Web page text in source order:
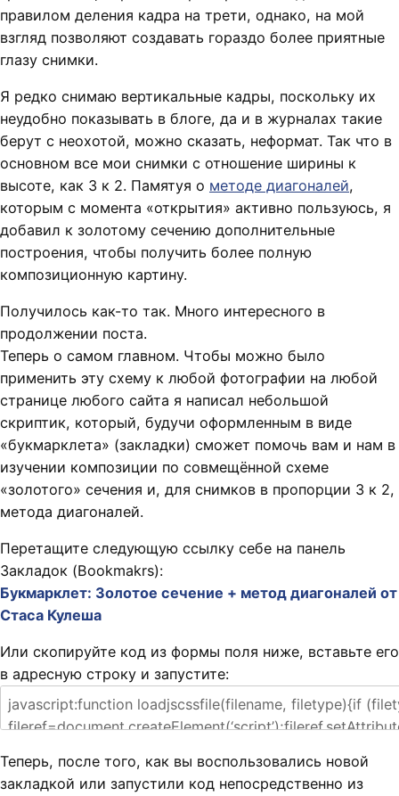
правилом деления кадра на трети, однако, на мой
взгляд позволяют создавать гораздо более приятные
глазу снимки.
Я редко снимаю вертикальные кадры, поскольку их
неудобно показывать в блоге, да и в журналах такие
берут с неохотой, можно сказать, неформат. Так что в
основном все мои снимки с отношение ширины к
высоте, как 3 к 2. Памятуя о методе диагоналей,
которым с момента «открытия» активно пользуюсь, я
добавил к золотому сечению дополнительные
построения, чтобы получить более полную
композиционную картину.
Получилось как-то так. Много интересного в
продолжении поста.
Теперь о самом главном. Чтобы можно было
применить эту схему к любой фотографии на любой
странице любого сайта я написал небольшой
скриптик, который, будучи оформленным в виде
«букмарклета» (закладки) сможет помочь вам и нам в
изучении композиции по совмещённой схеме
«золотого» сечения и, для снимков в пропорции 3 к 2,
метода диагоналей.
Перетащите следующую ссылку себе на панель
Закладок (Bookmakrs):
Букмарклет: Золотое сечение + метод диагоналей от
Стаса Кулеша
Или скопируйте код из формы поля ниже, вставьте его
в адресную строку и запустите:
Теперь, после того, как вы воспользовались новой
закладкой или запустили код непосредственно из